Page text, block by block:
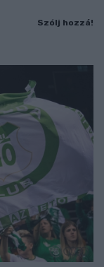
Szólj hozzá!